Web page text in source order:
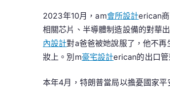
2023年10月，am會所設計erican
相關芯片、半導體制造設備的對華
內設計對a爸爸被她說服了，他不
妝上。別m豪宅設計erican的出口管
本年4月，特朗普當局以擔憂國家平